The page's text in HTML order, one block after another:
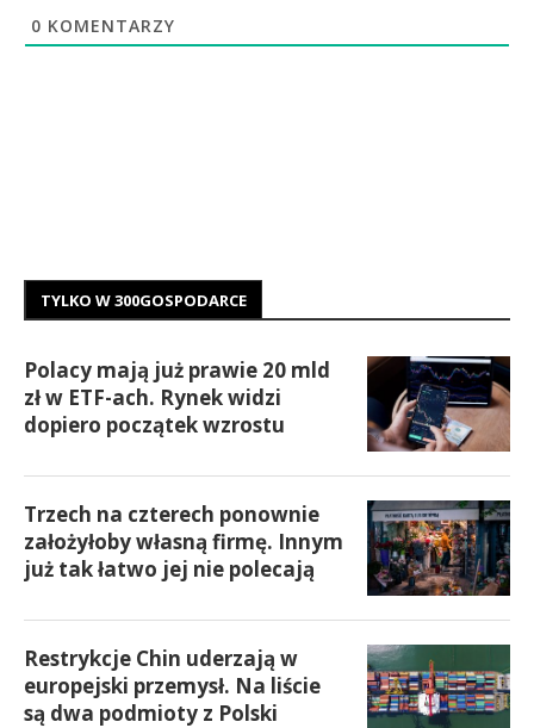
0 KOMENTARZY
TYLKO W 300GOSPODARCE
Polacy mają już prawie 20 mld
zł w ETF-ach. Rynek widzi
dopiero początek wzrostu
Trzech na czterech ponownie
założyłoby własną firmę. Innym
już tak łatwo jej nie polecają
Restrykcje Chin uderzają w
europejski przemysł. Na liście
są dwa podmioty z Polski